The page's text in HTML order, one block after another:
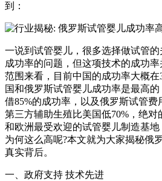
到：
一说到试管婴儿，很多选择做试管
成功率的问题，但这项技术的成功
范围来看，目前中国的成功率大概在
国和俄罗斯试管婴儿成功率是最高
借85%的成功率，以及俄罗斯试管费
第三方辅助生殖比美国低70%，绝对
和欧洲最受欢迎的试管婴儿制造基
为何这么高呢?本文就为大家揭秘俄
真实背后。
一、政府支持 技术先进